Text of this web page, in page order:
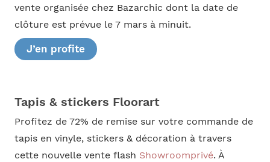
vente organisée chez Bazarchic dont la date de
clôture est prévue le 7 mars à minuit.
J’en profite
Tapis & stickers Floorart
Profitez de 72% de remise sur votre commande de
tapis en vinyle, stickers & décoration à travers
cette nouvelle vente flash Showroomprivé. À